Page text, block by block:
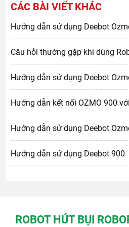
CÁC BÀI VIẾT KHÁC
Hướng dẫn sử dụng Deebot
Câu hỏi thường gặp khi dùng
Hướng dẫn sử dụng Deebot
Hướng dẫn kết nối OZMO 900
Hướng dẫn sử dụng Deebot
Hướng dẫn sử dụng Deebot 900
ROBOT HÚT BỤI